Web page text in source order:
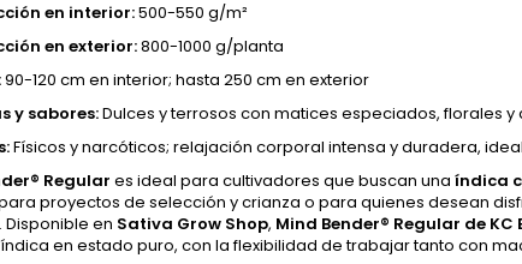
en interior:500-550 g/m²
en exterior:800-1000 g/planta
90-120 cm en interior; hasta 250 cm en exterior
y sabores:Dulces y terrosos con matices especiados, florales y
Físicos y narcóticos; relajación corporal intensa y duradera,
Regular es ideal para cultivadores que buscan una índica
proyectos de selección y crianza o para quienes desean
Disponible en Sativa Grow Shop, Mind Bender® Regular de KC
en estado puro, con la flexibilidad de trabajar tanto con